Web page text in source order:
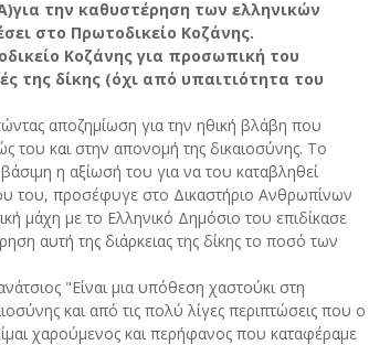
την καθυστέρηση των ελληνικών
στο Πρωτοδικείο Κοζάνης.
Κοζάνης για προσωπική του
της δίκης (όχι από υπαιτιότητα του
αποζημίωση για την ηθική βλάβη που
του και στην απονομή της δικαιοσύνης. Το
η αξίωσή του για να του καταβληθεί
του, προσέφυγε στο Δικαστήριο Ανθρωπίνων
μάχη με το Ελληνικό Δημόσιο του επιδίκασε
αυτή της διάρκειας της δίκης το ποσό των
"Είναι μια υπόθεση χαστούκι στη
και από τις πολύ λίγες περιπτώσεις που ο
χαρούμενος και περήφανος που καταφέραμε